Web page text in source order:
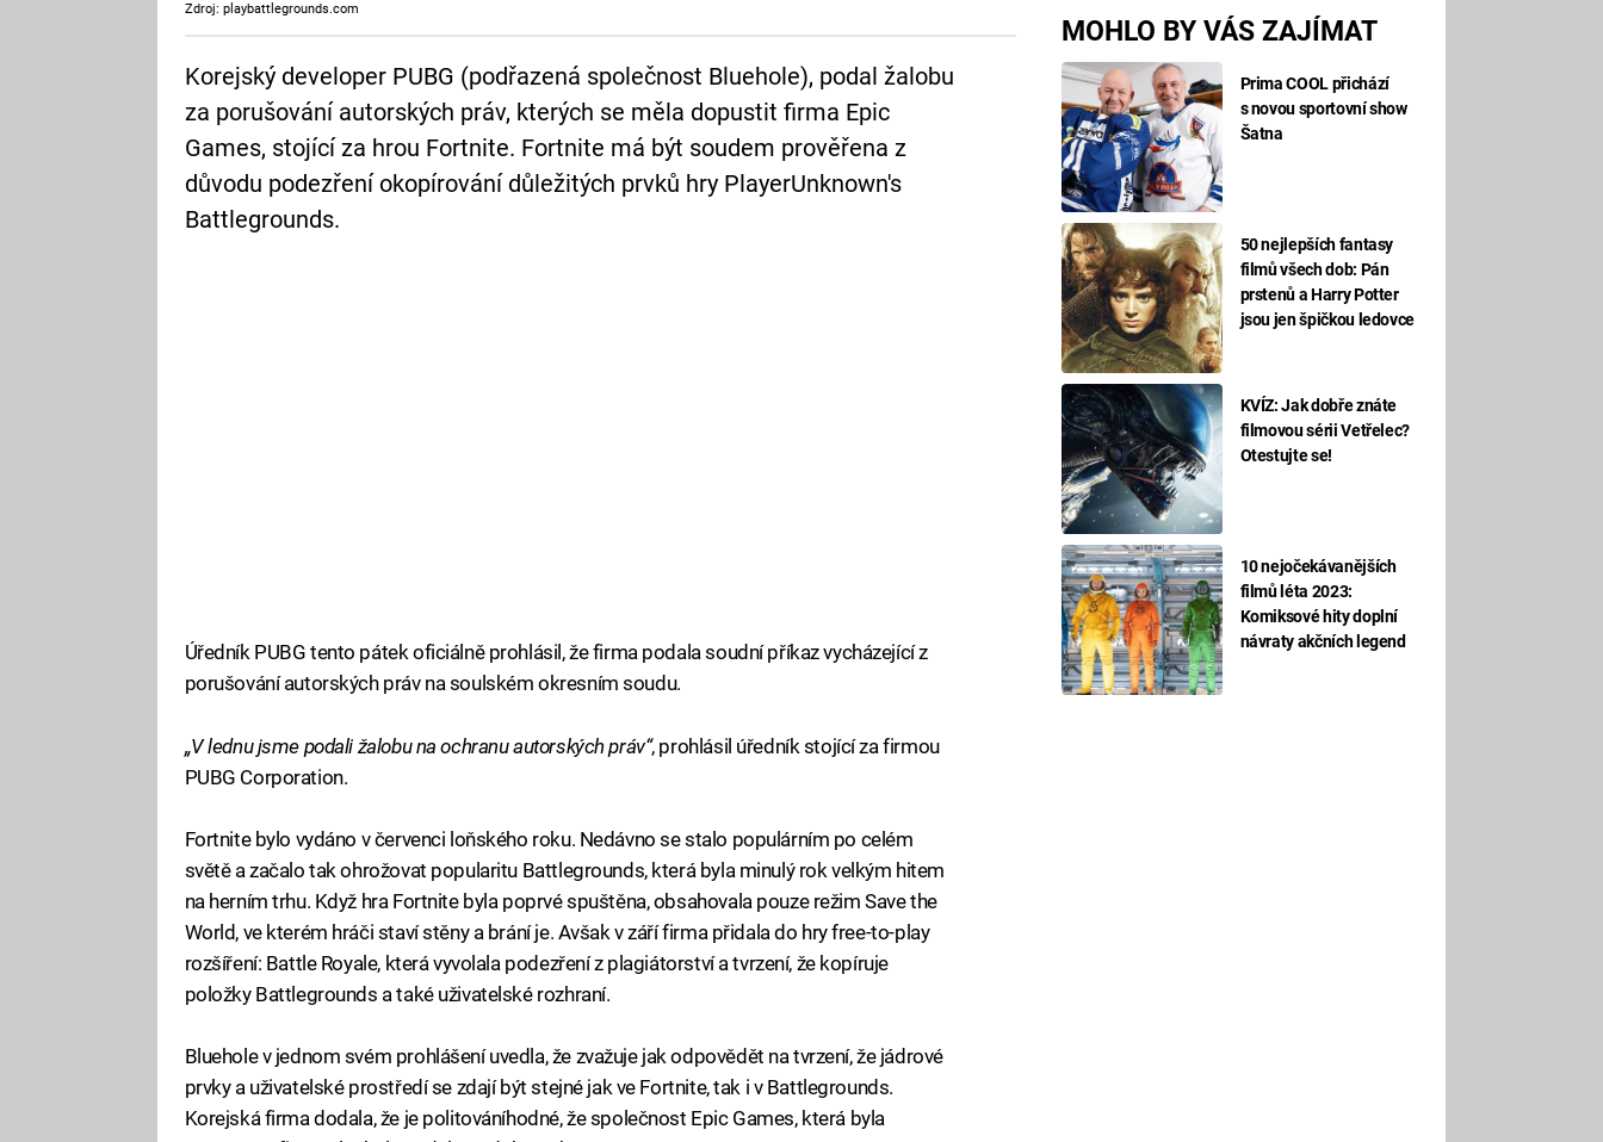
MOHLO BY VÁS ZAJÍMAT
Prima COOL přichází
s novou sportovní show
Šatna
50 nejlepších fantasy
filmů všech dob: Pán
prstenů a Harry Potter
jsou jen špičkou ledovce
KVÍZ: Jak dobře znáte
filmovou sérii Vetřelec?
Otestujte se!
10 nejočekávanějších
filmů léta 2023:
Komiksové hity doplní
návraty akčních legend
Zdroj: playbattlegrounds.com
Korejský developer PUBG (podřazená společnost Bluehole), podal žalobu
za porušování autorských práv, kterých se měla dopustit firma Epic
Games, stojící za hrou Fortnite. Fortnite má být soudem prověřena z
důvodu podezření okopírování důležitých prvků hry PlayerUnknown's
Battlegrounds.
Úředník PUBG tento pátek oficiálně prohlásil, že firma podala soudní příkaz vycházející z
porušování autorských práv na soulském okresním soudu.
„V lednu jsme podali žalobu na ochranu autorských práv“, prohlásil úředník stojící za firmou
PUBG Corporation.
Fortnite bylo vydáno v červenci loňského roku. Nedávno se stalo populárním po celém
světě a začalo tak ohrožovat popularitu Battlegrounds, která byla minulý rok velkým hitem
na herním trhu. Když hra Fortnite byla poprvé spuštěna, obsahovala pouze režim Save the
World, ve kterém hráči staví stěny a brání je. Avšak v září firma přidala do hry free-to-play
rozšíření: Battle Royale, která vyvolala podezření z plagiátorství a tvrzení, že kopíruje
položky Battlegrounds a také uživatelské rozhraní.
Bluehole v jednom svém prohlášení uvedla, že zvažuje jak odpovědět na tvrzení, že jádrové
prvky a uživatelské prostředí se zdají být stejné jak ve Fortnite, tak i v Battlegrounds.
Korejská firma dodala, že je politováníhodné, že společnost Epic Games, která byla